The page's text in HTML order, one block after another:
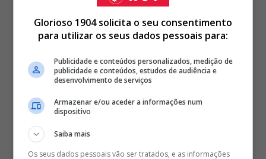
Glorioso 1904 solicita o seu consentimento
para utilizar os seus dados pessoais para:
Publicidade e conteúdos personalizados, medição de
publicidade e conteúdos, estudos de audiência e
desenvolvimento de serviços
Armazenar e/ou aceder a informações num
dispositivo
Saiba mais
Os seus dados pessoais vão ser tratados, e as informações